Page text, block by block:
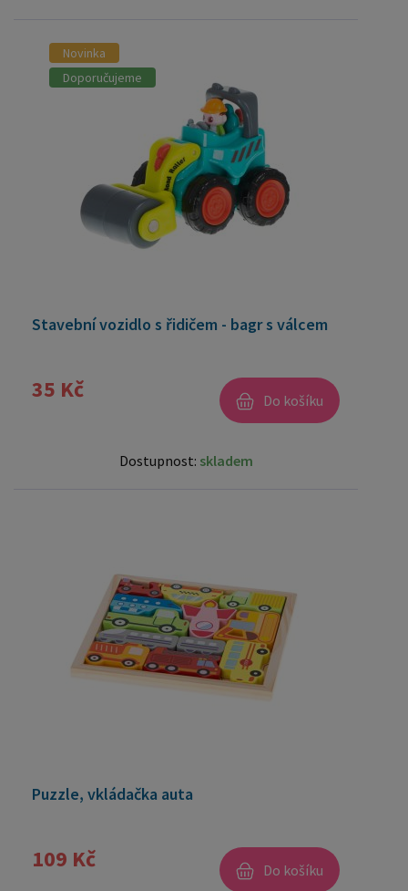
Novinka
Doporučujeme
Stavební vozidlo s řidičem - bagr s válcem
35 Kč Do košíku
Dostupnost: skladem
Puzzle, vkládačka auta
109 Kč Do košíku